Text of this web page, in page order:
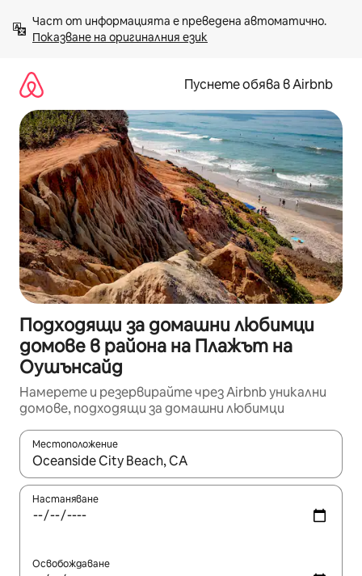
към
съдържанието
Показване на оригиналния език
Пуснете обява в Airbnb
Подходящи за домашни любимци
домове в района на Плажът на
Оушънсайд
Намерете и резервирайте чрез Airbnb уникални
домове, подходящи за домашни любимци
Местоположение
Когато резултатите се покажат, използвайте
Настаняване
Освобождаване